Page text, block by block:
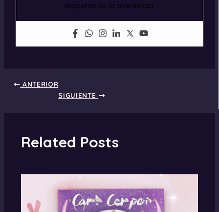
despertar de la consciencia.
ANTERIOR
SIGUIENTE
Related Posts